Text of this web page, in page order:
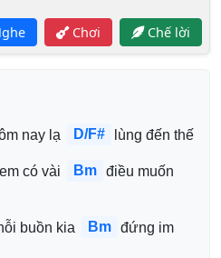
Chơi Chế lời
nay lạ D/F# lùng đến thế
có vài Bm điều muốn
buồn kia Bm đứng im